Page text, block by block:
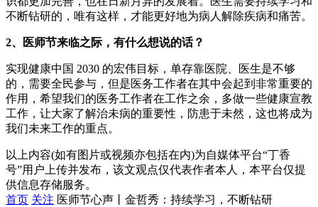
不断钻研的，唯有这样，才能更好地为病人解除疾病和痛苦。
2、医师节来临之际，有什么想说的话？
实现健康中国 2030 的宏伟目标，单存靠医院、医生是不够
的，需要全民参与，但是医务工作者在其中会起到非常重要的
作用，希望我们的医务工作者在工作之余，多做一些健康宣教
工作，让大家了解治未病的重要性，防患于未然，这也将成为
我们未来工作的重点。
以上内容(如有图片或视频亦包括在内)为自媒体平台“丁香
号”用户上传并发布，该文观点仅代表作者本人，本平台仅提
供信息存储服务。
首页 关注 医师节心声丨金哲秀：持续学习，不断钻研